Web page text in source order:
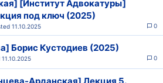
[Институт Адвокатуры]
под ключ (2025)
0
11.10.2025
Борис Кустодиев (2025)
0
11.10.2025